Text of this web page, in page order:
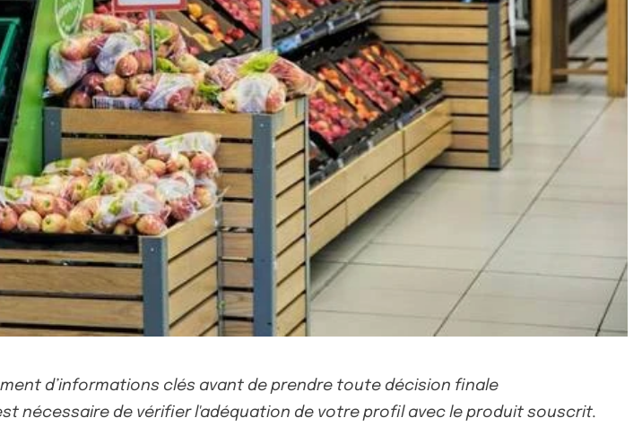
d’informations clés avant de prendre toute décision finale
nécessaire de vérifier l'adéquation de votre profil avec le produit souscrit.